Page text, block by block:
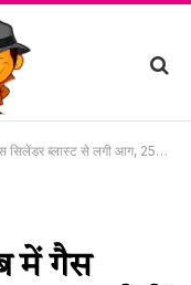
से लगी आग, 25 लोगों की मौत, मची अफरातफरी
में गैस